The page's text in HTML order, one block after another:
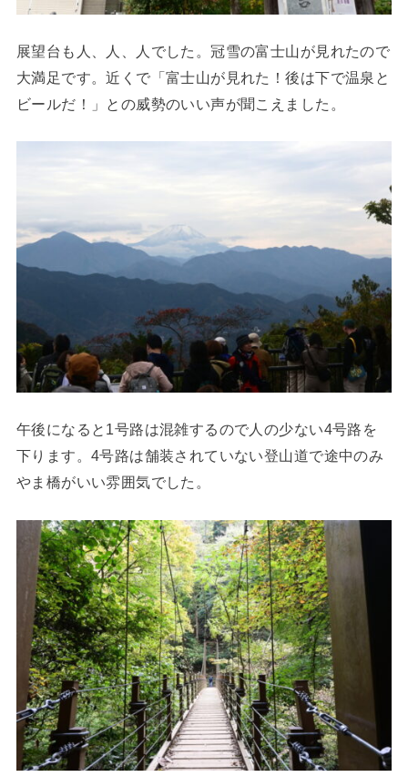
展望台も人、人、人でした。冠雪の富士山が見れたので
大満足です。近くで「富士山が見れた！後は下で温泉と
ビールだ！」との威勢のいい声が聞こえました。
午後になると1号路は混雑するので人の少ない4号路を
下ります。4号路は舗装されていない登山道で途中のみ
やま橋がいい雰囲気でした。